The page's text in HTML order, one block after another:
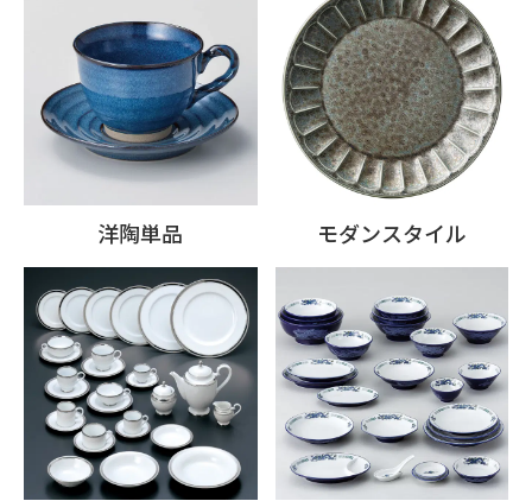
洋陶単品 モダンスタイル